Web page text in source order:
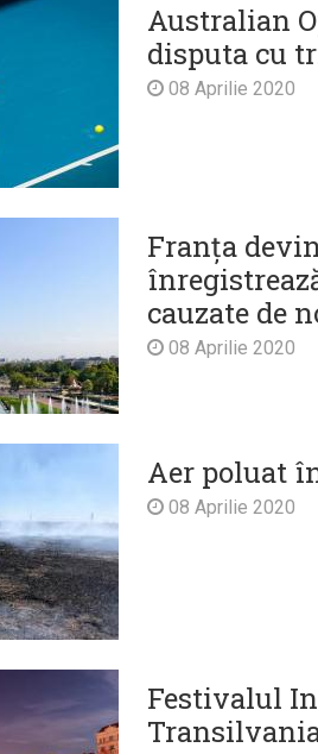
Australian
disputa cu
08 Aprilie 2020
Franța
cauzate de
08 Aprilie 2020
Aer poluat
08 Aprilie 2020
Festivalul